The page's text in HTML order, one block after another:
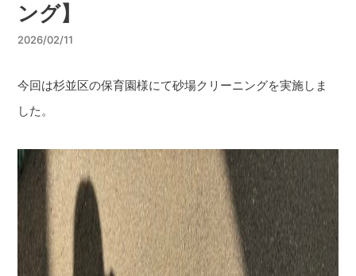
ング】
2026/02/11
今回は杉並区の保育園様にて砂場クリーニングを実施しま
した。